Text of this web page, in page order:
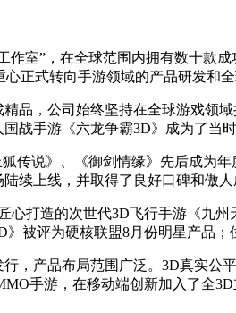
作室”，在全球范围内拥有数十款
正式转向手游领域的产品研发和全
品，公司始终坚持在全球游戏领
战手游《六龙争霸3D》成为了当
传说》、《御剑情缘》先后成为
续上线，并取得了良好口碑和傲人
心打造的次世代3D飞行手游《九
被评为硬核联盟8月份明星产品；
，产品布局范围广泛。3D真实
手游，在移动端创新加入了全